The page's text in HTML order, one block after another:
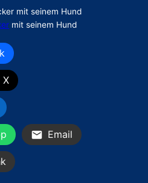
mit seinem Hund
X
Email